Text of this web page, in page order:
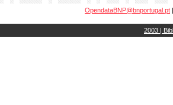
OpendataBNP@bnportugal.pt
2003 |